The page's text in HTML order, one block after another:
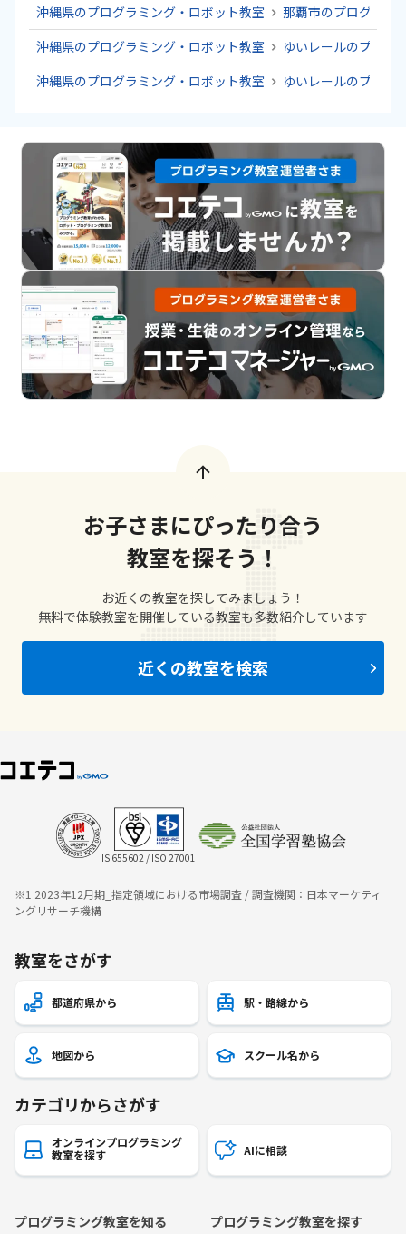
沖縄県のプログラミング・ロボット教室
那覇市のプログラミ
沖縄県のプログラミング・ロボット教室
ゆいレールのプログ
沖縄県のプログラミング・ロボット教室
ゆいレールのプログ
お子さまにぴったり合う
教室を探そう！
お近くの教室を探してみましょう！
無料で体験教室を開催している教室も多数紹介しています
近くの教室を検索
IS 655602 / ISO 27001
※1 2023年12月期_指定領域における市場調査 / 調査機関：日本マーケティ
ングリサーチ機構
教室をさがす
都道府県から 駅・路線から
地図から スクール名から
カテゴリからさがす
オンラインプログラミング
教室を探す
AIに相談
プログラミング教室を知る プログラミング教室を探す